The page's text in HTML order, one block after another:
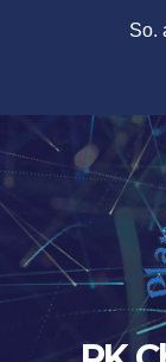
So.